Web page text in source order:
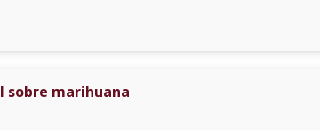
sobre marihuana